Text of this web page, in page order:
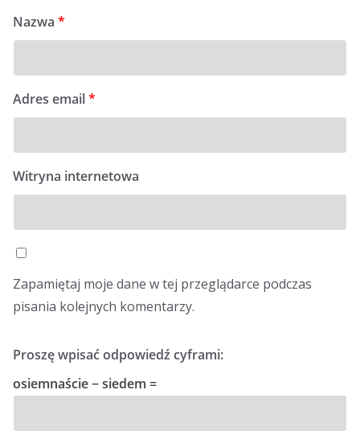
Nazwa *
Adres email*
Witryna internetowa
Zapamiętaj moje dane w tej przeglądarce podczas
pisania kolejnych komentarzy.
Proszę wpisać odpowiedź cyframi:
osiemnaście − siedem =